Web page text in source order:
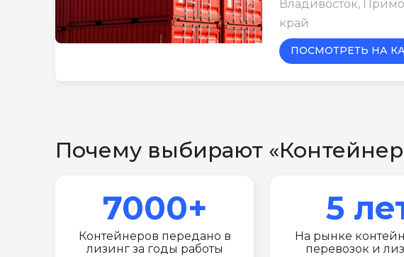
Владивосток,
край
ПОСМОТРЕТЬ НА
Почему выбирают
7000+
Контейнеров передано в
лизинг за годы работы
5
На рынке
перевозок и